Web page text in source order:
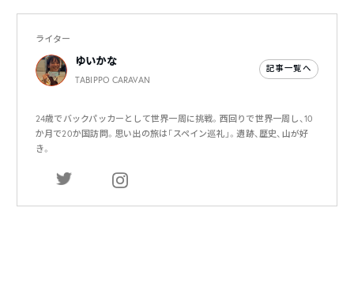
ライター
ゆいかな
TABIPPO CARAVAN
記事一覧へ
24歳でバックパッカーとして世界一周に挑戦。西回りで世界一周し、10
か月で20か国訪問。思い出の旅は「スペイン巡礼」。遺跡、歴史、山が好
き。